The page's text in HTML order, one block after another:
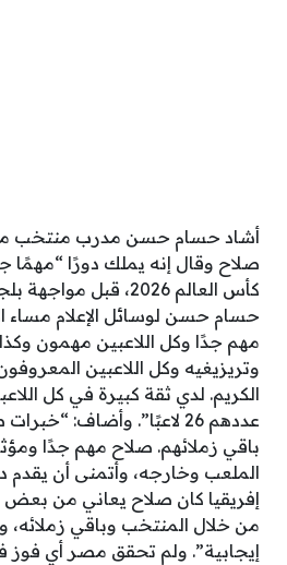
أشاد حسام حسن مدرب منتخب
صلاح وقال إنه يملك دورًا “مهمًا
كأس العالم 2026، قبل
حسام حسن لوسائل الإعلام مساء
مهم جدًا وكل اللاعبين مهمون
وتريزيغيه وكل اللاعبين
الكريم. لدي ثقة كبيرة في كل
عددهم 26 لاعبًا”. وأضاف:
باقي زملائهم. صلاح مهم جدًا
الملعب وخارجه، وأتمنى أن يقدم
إفريقيا كان صلاح يعاني من بعض
من خلال المنتخب وباقي زملائه،
إيجابية”. ولم تحقق مصر أي فوز